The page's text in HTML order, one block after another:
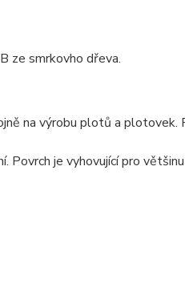
ze smrkovho dřeva.
na výrobu plotů a
Povrch je vyhovující pro